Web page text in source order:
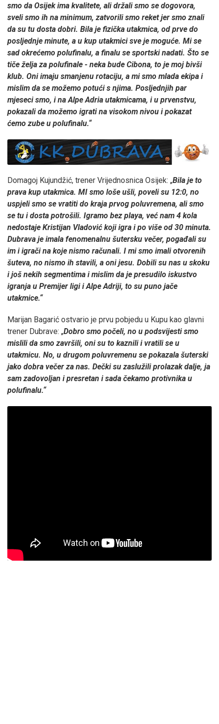
smo da Osijek ima kvalitete, ali držali smo se dogovora,
sveli smo ih na minimum, zatvorili smo reket jer smo znali
da su tu dosta dobri. Bila je fizička utakmica, od prve do
posljednje minute, a u kup utakmici sve je moguće. Mi se
sad okrećemo polufinalu, a finalu se sportski nadati. Što se
tiče želja za polufinale - neka bude Cibona, to je moj bivši
klub. Oni imaju smanjenu rotaciju, a mi smo mlada ekipa i
mislim da se možemo potući s njima. Posljednjih par
mjeseci smo, i na Alpe Adria utakmicama, i u prvenstvu,
pokazali da možemo igrati na visokom nivou i pokazat
ćemo zube u polufinalu.“
Domagoj Kujundžić, trener Vrijednosnica Osijek: „Bila je to
prava kup utakmica. MI smo loše ušli, poveli su 12:0, no
uspjeli smo se vratiti do kraja prvog poluvremena, ali smo
se tu i dosta potrošili. Igramo bez playa, već nam 4 kola
nedostaje Kristijan Vladović koji igra i po više od 30 minuta.
Dubrava je imala fenomenalnu šutersku večer, pogađali su
im i igrači na koje nismo računali. I mi smo imali otvorenih
šuteva, no nismo ih stavili, a oni jesu. Dobili su nas u skoku
i još nekih segmentima i mislim da je presudilo iskustvo
igranja u Premijer ligi i Alpe Adriji, to su puno jače
utakmice.“
Marijan Bagarić ostvario je prvu pobjedu u Kupu kao glavni
trener Dubrave: „Dobro smo počeli, no u podsvijesti smo
mislili da smo završili, oni su to kaznili i vratili se u
utakmicu. No, u drugom poluvremenu se pokazala šuterski
jako dobra večer za nas. Dečki su zaslužili prolazak dalje, ja
sam zadovoljan i presretan i sada čekamo protivnika u
polufinalu.“